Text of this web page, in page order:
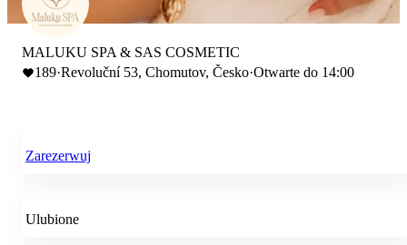
MALUKU SPA & SAS COSMETIC
189·Revoluční 53, Chomutov, Česko·Otwarte do 14:00
Zarezerwuj
Ulubione